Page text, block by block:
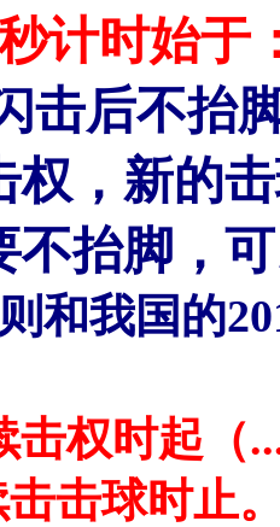
计时始于
击后不抬
权，新的
不抬脚，
和我国的
击权时起
击球时止